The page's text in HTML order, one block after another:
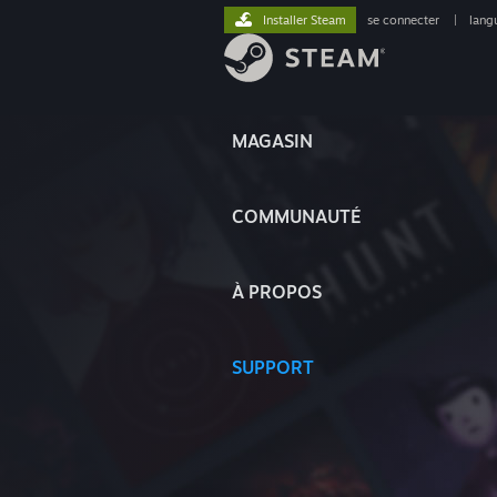
MAGASIN
COMMUNAUTÉ
À PROPOS
SUPPORT
Installer Steam se connecter